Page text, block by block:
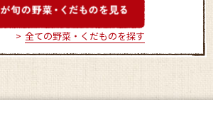
全ての野菜・くだものを探す